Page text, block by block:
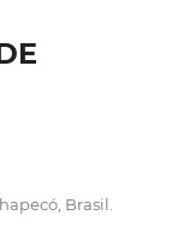
Brasil.